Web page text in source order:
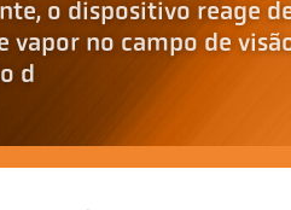
o dispositivo reage
vapor no campo de
d